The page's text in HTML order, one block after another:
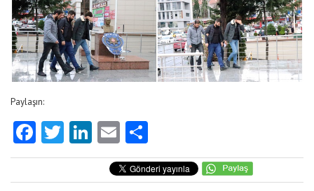
Paylaşın:
Facebook
Twitter
LinkedIn
Email